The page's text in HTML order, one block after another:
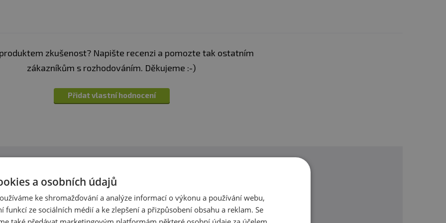
Ukládejte mimo dosah dětí! není vhodné pro děti, těhotné a kojící ženy.
do 25 °C. Nevystavujte přímému slunečnímu záření. Chraňte před mrazem.
zkušenost? Napište recenzi a pomozte tak ostatním
zákazníkům s rozhodováním. Děkujeme :-)
Přidat vlastní hodnocení
Zeptejte se, rádi vám pomůžeme
produktech víme skoro vše. Zeptejte se, rádi vám pomůžeme.
a osobních údajů
ke shromažďování a analýze informací o výkonu a používání webu,
funkcí ze sociálních médií a ke zlepšení a přizpůsobení obsahu a reklam. Se